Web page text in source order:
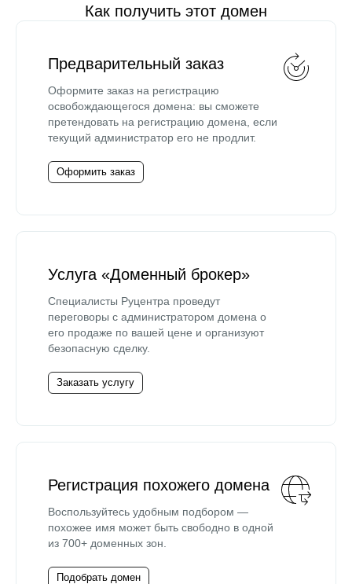
Как получить этот домен
Предварительный заказ
Оформите заказ на регистрацию
освобождающегося домена: вы сможете
претендовать на регистрацию домена, если
текущий администратор его не продлит.
Оформить заказ
Услуга «Доменный брокер»
Специалисты Руцентра проведут
переговоры с администратором домена о
его продаже по вашей цене и организуют
безопасную сделку.
Заказать услугу
Регистрация похожего домена
Воспользуйтесь удобным подбором —
похожее имя может быть свободно в одной
из 700+ доменных зон.
Подобрать домен